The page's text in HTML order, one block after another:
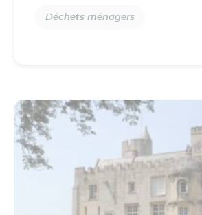
Déchets ménagers